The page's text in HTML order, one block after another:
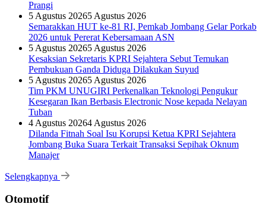
Prangi
5 Agustus 20265 Agustus 2026
Semarakkan HUT ke-81 RI, Pemkab Jombang Gelar Porkab
2026 untuk Pererat Kebersamaan ASN
5 Agustus 20265 Agustus 2026
Kesaksian Sekretaris KPRI Sejahtera Sebut Temukan
Pembukuan Ganda Diduga Dilakukan Suyud
5 Agustus 20265 Agustus 2026
Tim PKM UNUGIRI Perkenalkan Teknologi Pengukur
Kesegaran Ikan Berbasis Electronic Nose kepada Nelayan
Tuban
4 Agustus 20264 Agustus 2026
Dilanda Fitnah Soal Isu Korupsi Ketua KPRI Sejahtera
Jombang Buka Suara Terkait Transaksi Sepihak Oknum
Manajer
Selengkapnya
Otomotif